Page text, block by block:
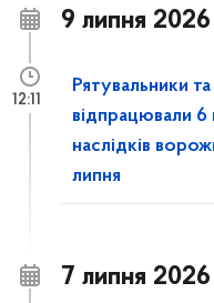
9 липня
Рятувальники
відпрацювали 6
наслідків
липня
12:11
7 липня